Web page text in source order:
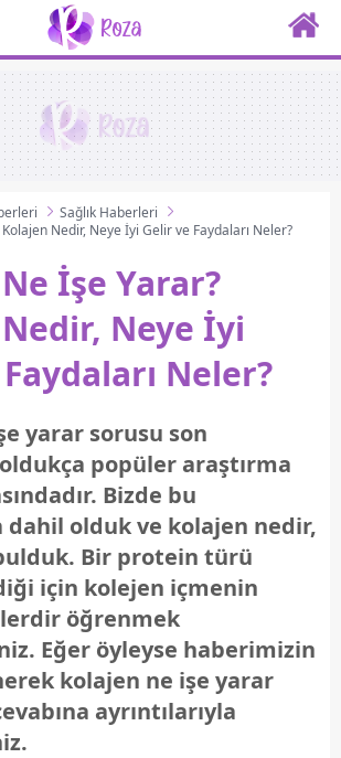
Sağlık Haberleri
Nedir, Neye İyi Gelir ve Faydaları Neler?
İşe Yarar?
Neye İyi
Neler?
yarar sorusu son
popüler araştırma
Bizde bu
dahil olduk ve kolajen nedir,
Bir protein türü
için kolejen içmenin
öğrenmek
Eğer öyleyse haberimizin
kolajen ne işe yarar
ayrıntılarıyla